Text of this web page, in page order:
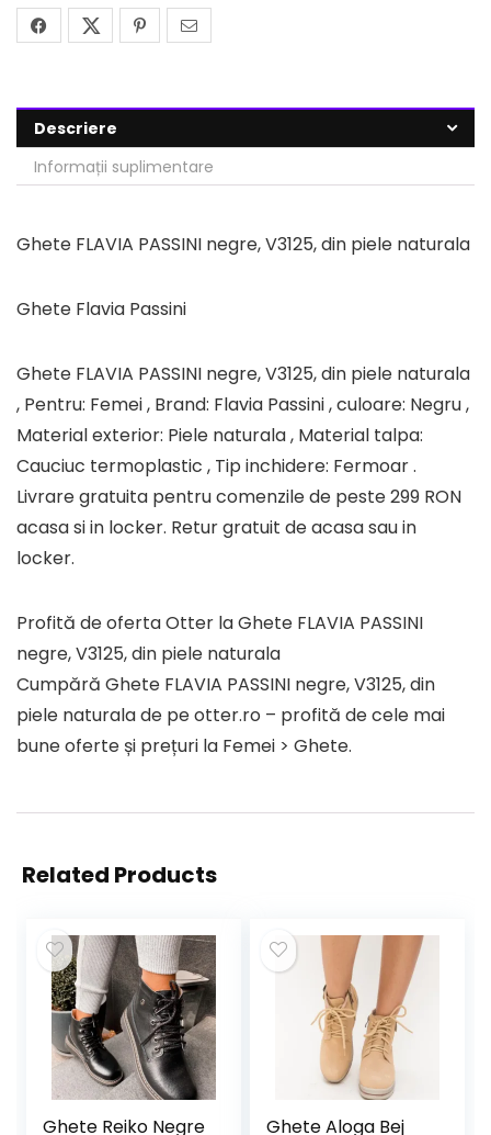
Descriere
Informații suplimentare
Ghete FLAVIA PASSINI negre, V3125, din piele naturala
Ghete Flavia Passini
Ghete FLAVIA PASSINI negre, V3125, din piele naturala
, Pentru: Femei , Brand: Flavia Passini , culoare: Negru ,
Material exterior: Piele naturala , Material talpa:
Cauciuc termoplastic , Tip inchidere: Fermoar .
Livrare gratuita pentru comenzile de peste 299 RON
acasa si in locker. Retur gratuit de acasa sau in
locker.
Profită de oferta Otter la Ghete FLAVIA PASSINI
negre, V3125, din piele naturala
Cumpără Ghete FLAVIA PASSINI negre, V3125, din
piele naturala de pe otter.ro – profită de cele mai
bune oferte și prețuri la Femei > Ghete.
Related Products
Ghete Reiko Negre Ghete Aloga Bej